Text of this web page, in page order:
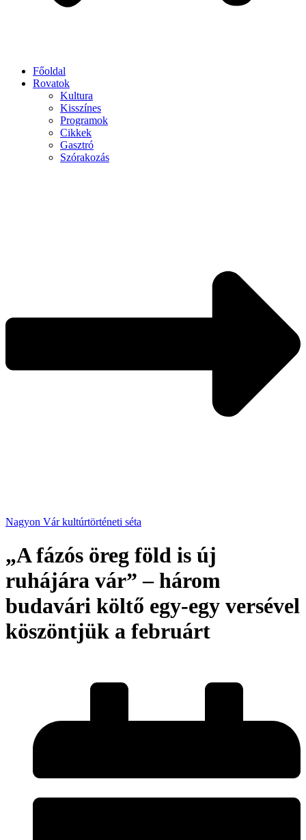
Főoldal
Rovatok
Kultura
Kisszínes
Programok
Cikkek
Gasztró
Szórakozás
Nagyon Vár kultúrtörténeti séta
„A fázós öreg föld is új
ruhájára vár” – három
budavári költő egy-egy versével
köszöntjük a februárt